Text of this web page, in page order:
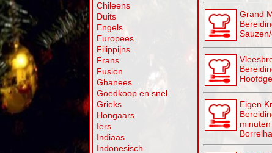
Chileens
Duits
Engels
Europees
Filippijns
Frans
Fusion
Ghanees
Goedkoop en snel
Grieks
Hongaars
Iers
Indiaas
Indonesisch
Grand
Eigen
minuten